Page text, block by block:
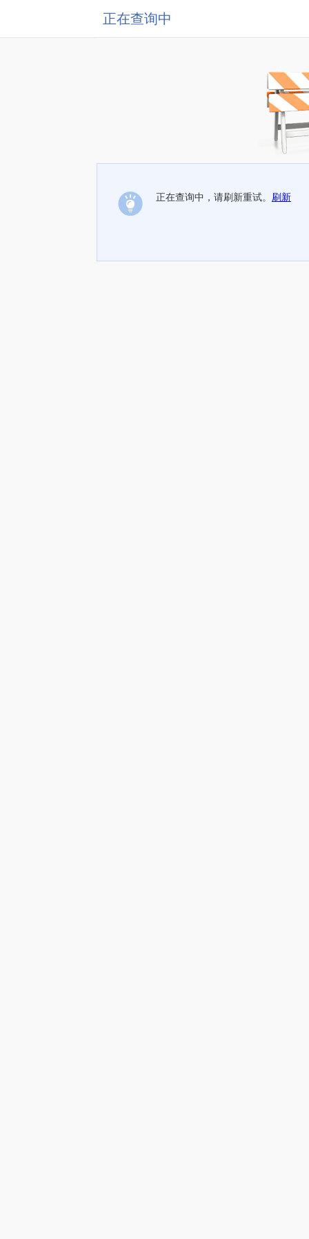
正在查询中
正在查询中，请刷新重试。 刷新